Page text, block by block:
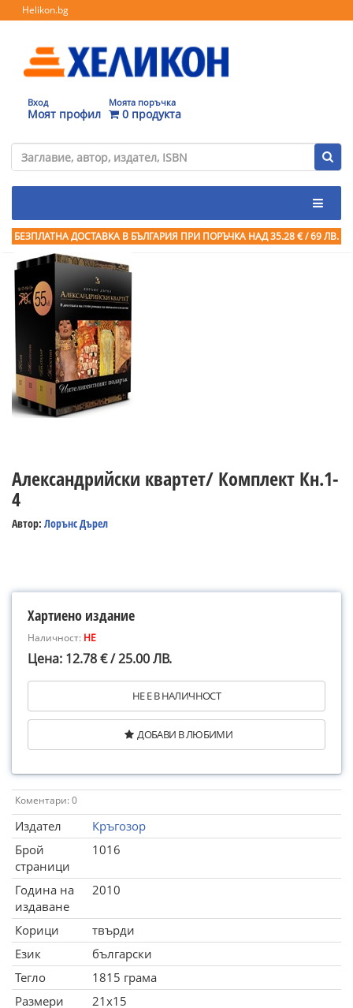
Helikon.bg
Вход
Моят профил
Моята поръчка
0 продукта
БЕЗПЛАТНА ДОСТАВКА В БЪЛГАРИЯ ПРИ ПОРЪЧКА НАД 35.28 € / 69 ЛВ.
Александрийски квартет/ Комплект Кн.1-
4
Автор: Лорънс Дърел
Хартиено издание
Наличност: НЕ
Цена: 12.78 € / 25.00 ЛВ.
НЕ Е В НАЛИЧНОСТ
ДОБАВИ В ЛЮБИМИ
Коментари: 0
Издател
Кръгозор
Брой
страници
1016
Година на
издаване
2010
Корици
твърди
Език
български
Тегло
1815 грама
Размери
21x15